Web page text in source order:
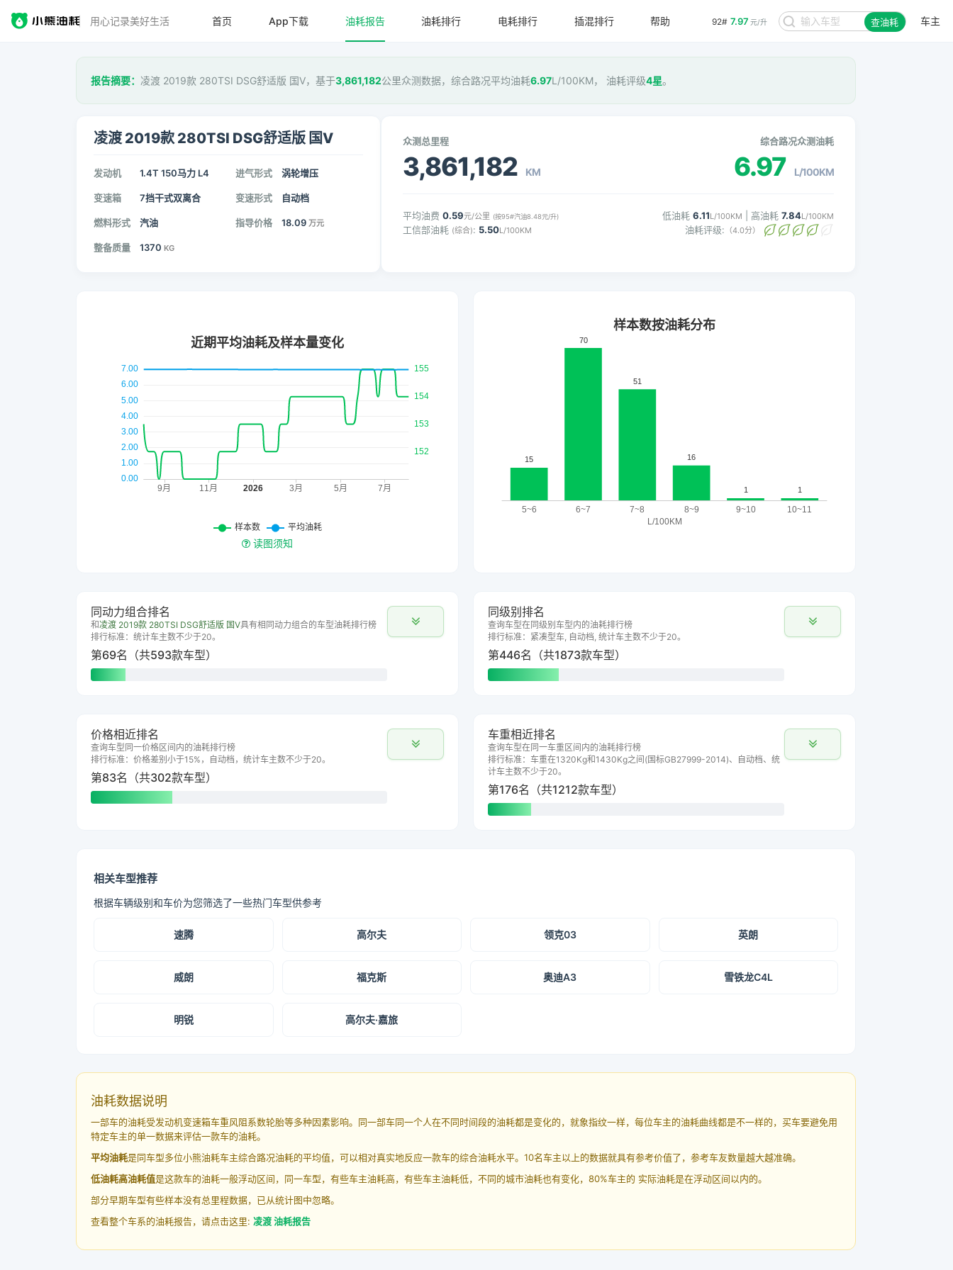
用心记录美好生活 92# 7.97 元/升 查油耗 车主
首页 App下载 油耗报告 油耗排行 电耗排行 插混排行 帮助
报告摘要： 凌渡 2019款 280TSI DSG舒适版 国V，基于3,861,182公里众测数据，综合路况平均油耗6.97L/100KM， 油耗评级4星。
凌渡 2019款 280TSI DSG舒适版 国V
发动机 1.4T 150马力 L4 进气形式 涡轮增压
变速箱 7挡干式双离合 变速形式 自动档
燃料形式 汽油 指导价格 18.09 万元
整备质量 1370 KG
众测总里程
3,861,182 KM
综合路况众测油耗
6.97 L/100KM
平均油费 0.59元/公里 (按95#汽油8.48元/升)
工信部油耗 (综合): 5.50L/100KM
低油耗 6.11L/100KM | 高油耗 7.84L/100KM
油耗评级: （4.0分）
读图须知
同动力组合排名
和凌渡 2019款 280TSI DSG舒适版 国V具有相同动力组合的车型油耗排行榜
排行标准：统计车主数不少于20。
第69名（共593款车型）
同级别排名
查询车型在同级别车型内的油耗排行榜
排行标准：紧凑型车, 自动档, 统计车主数不少于20。
第446名（共1873款车型）
价格相近排名
查询车型同一价格区间内的油耗排行榜
排行标准：价格差别小于15%，自动档，统计车主数不少于20。
第83名（共302款车型）
车重相近排名
查询车型在同一车重区间内的油耗排行榜
排行标准：车重在1320Kg和1430Kg之间(国标GB27999-2014)、自动档、统
计车主数不少于20。
第176名（共1212款车型）
相关车型推荐
根据车辆级别和车价为您筛选了一些热门车型供参考
速腾 高尔夫 领克03 英朗
威朗 福克斯 奥迪A3 雪铁龙C4L
明锐 高尔夫·嘉旅
油耗数据说明
一部车的油耗受发动机变速箱车重风阻系数轮胎等多种因素影响。同一部车同一个人在不同时间段的油耗都是变化的，就象指纹一样，每位车主的油耗曲线都是不一样的，买车要避免用
特定车主的单一数据来评估一款车的油耗。
平均油耗是同车型多位小熊油耗车主综合路况油耗的平均值，可以相对真实地反应一款车的综合油耗水平。10名车主以上的数据就具有参考价值了，参考车友数量越大越准确。
低油耗高油耗值是这款车的油耗一般浮动区间，同一车型，有些车主油耗高，有些车主油耗低，不同的城市油耗也有变化，80%车主的 实际油耗是在浮动区间以内的。
部分早期车型有些样本没有总里程数据，已从统计图中忽略。
查看整个车系的油耗报告，请点击这里: 凌渡 油耗报告